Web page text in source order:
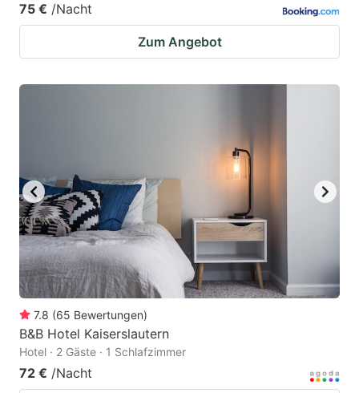
75 € /Nacht
Zum Angebot
7.8 (65 Bewertungen)
B&B Hotel Kaiserslautern
Hotel · 2 Gäste · 1 Schlafzimmer
72 € /Nacht